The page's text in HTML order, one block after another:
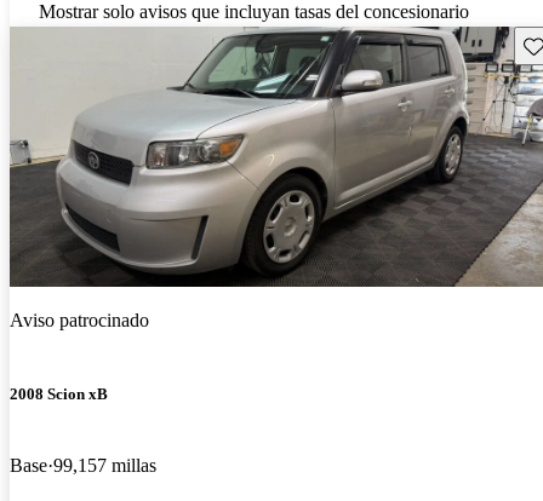
Mostrar solo avisos que incluyan tasas del concesionario
Aviso patrocinado
2008 Scion xB
Base 99,157 millas